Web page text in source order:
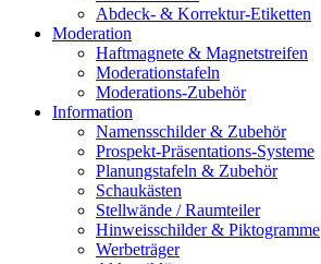
Abdeck- & Korrektur-Etiketten
Moderation
Haftmagnete & Magnetstreifen
Moderationstafeln
Moderations-Zubehör
Information
Namensschilder & Zubehör
Prospekt-Präsentations-Systeme
Planungstafeln & Zubehör
Schaukästen
Stellwände / Raumteiler
Hinweisschilder & Piktogramme
Werbeträger